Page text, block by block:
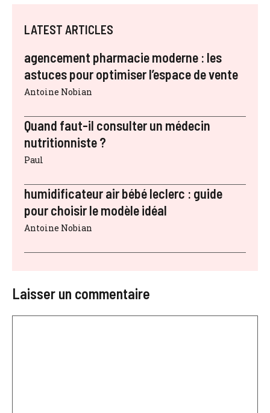
LATEST ARTICLES
agencement pharmacie moderne : les
astuces pour optimiser l’espace de vente
Antoine Nobian
Quand faut-il consulter un médecin
nutritionniste ?
Paul
humidificateur air bébé leclerc : guide
pour choisir le modèle idéal
Antoine Nobian
Laisser un commentaire